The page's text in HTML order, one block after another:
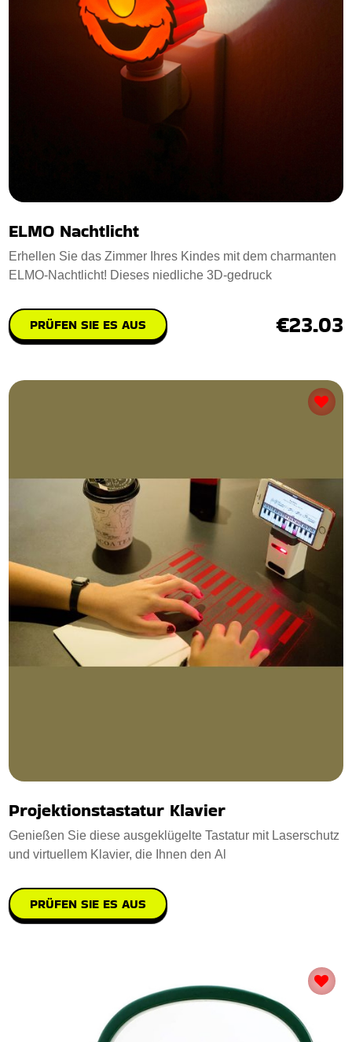
ELMO Nachtlicht
Erhellen Sie das Zimmer Ihres Kindes mit dem charmanten
ELMO-Nachtlicht! Dieses niedliche 3D-gedruck
PRÜFEN SIE ES AUS €23.03
Projektionstastatur Klavier
Genießen Sie diese ausgeklügelte Tastatur mit Laserschutz
und virtuellem Klavier, die Ihnen den Al
PRÜFEN SIE ES AUS